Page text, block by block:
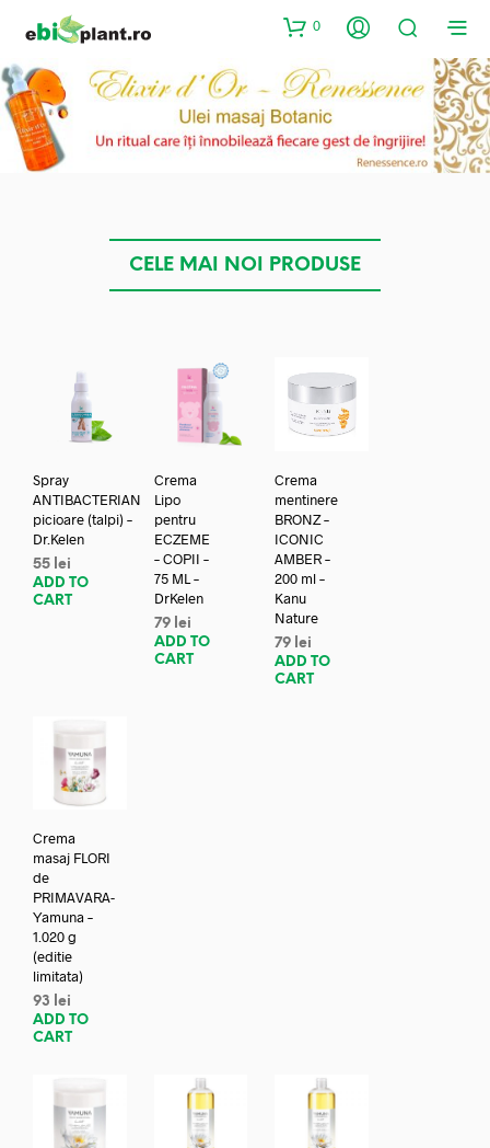
0
CELE MAI NOI PRODUSE
Spray
ANTIBACTERIAN
picioare (talpi) –
Dr.Kelen
55 lei
ADD TO
CART
Crema
Lipo
pentru
ECZEME
– COPII –
75 ML –
DrKelen
79 lei
ADD TO
CART
Crema
mentinere
BRONZ –
ICONIC
AMBER –
200 ml –
Kanu
Nature
79 lei
ADD TO
CART
Crema
masaj FLORI
de
PRIMAVARA-
Yamuna –
1.020 g
(editie
limitata)
93
lei
ADD TO
CART